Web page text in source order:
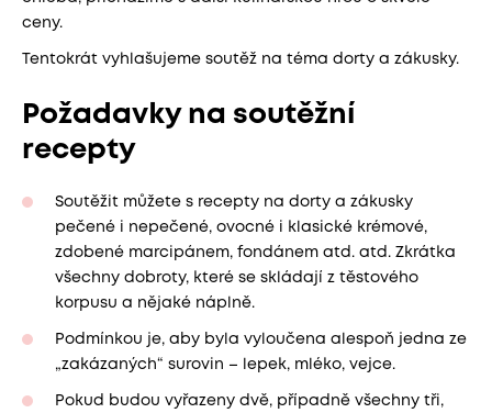
ceny.
Tentokrát vyhlašujeme soutěž na téma dorty a zákusky.
Požadavky na soutěžní
recepty
Soutěžit můžete s recepty na dorty a zákusky
pečené i nepečené, ovocné i klasické krémové,
zdobené marcipánem, fondánem atd. atd. Zkrátka
všechny dobroty, které se skládají z těstového
korpusu a nějaké náplně.
Podmínkou je, aby byla vyloučena alespoň jedna ze
„zakázaných“ surovin – lepek, mléko, vejce.
Pokud budou vyřazeny dvě, případně všechny tři,